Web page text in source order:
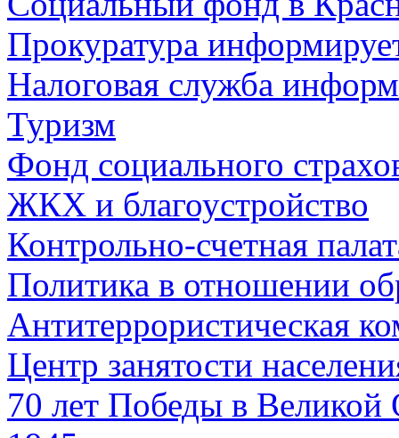
Прокуратура
Налоговая служба
Туризм
Фонд социального
ЖКХ и благоустройство
Контрольно-счетная
Политика в отношении
Антитеррористическая
Центр занятости
70 лет Победы в Великой